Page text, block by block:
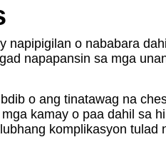
o nababara
napapansin sa mga
o ang tinatawag na
kamay o paa dahil sa
komplikasyon tulad